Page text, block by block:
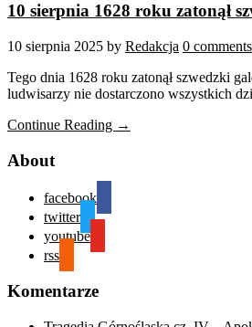
10 sierpnia 1628 roku zatonął
10 sierpnia 2025 by Redakcja 0 comments
Tego dnia 1628 roku zatonął szwedzki
ludwisarzy nie dostarczono wszystkich
Continue Reading →
About
facebook
twitter
youtube
rss
Komentarze